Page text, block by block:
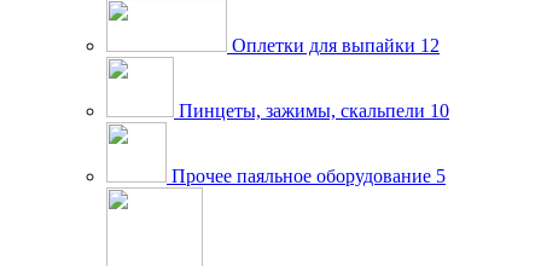
Оплетки для выпайки 12
Пинцеты, зажимы, скальпели 10
Прочее паяльное оборудование 5